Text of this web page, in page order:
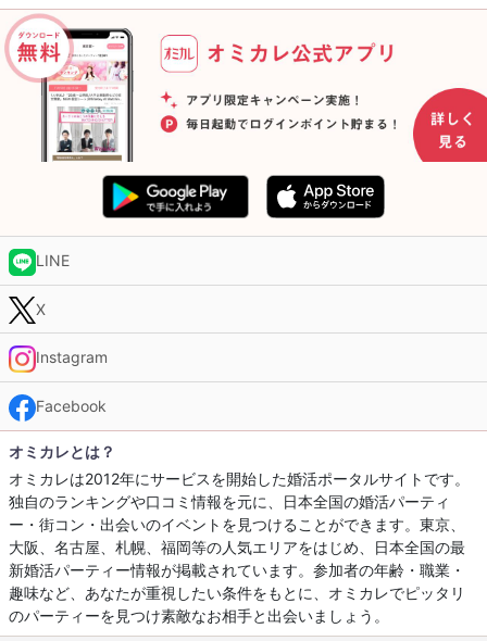
LINE
X
Instagram
Facebook
オミカレとは？
オミカレは2012年にサービスを開始した婚活ポータルサイトです。
独自のランキングや口コミ情報を元に、日本全国の婚活パーティ
ー・街コン・出会いのイベントを見つけることができます。東京、
大阪、名古屋、札幌、福岡等の人気エリアをはじめ、日本全国の最
新婚活パーティー情報が掲載されています。参加者の年齢・職業・
趣味など、あなたが重視したい条件をもとに、オミカレでピッタリ
のパーティーを見つけ素敵なお相手と出会いましょう。